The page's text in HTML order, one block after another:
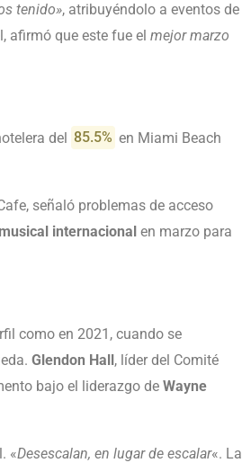
tenido», atribuyéndolo a eventos de
afirmó que este fue el mejor marzo
del 85.5% en Miami Beach
señaló problemas de acceso
internacional en marzo para
como en 2021, cuando se
Glendon Hall, líder del Comité
bajo el liderazgo de Wayne
«Desescalan, en lugar de escalar«. La